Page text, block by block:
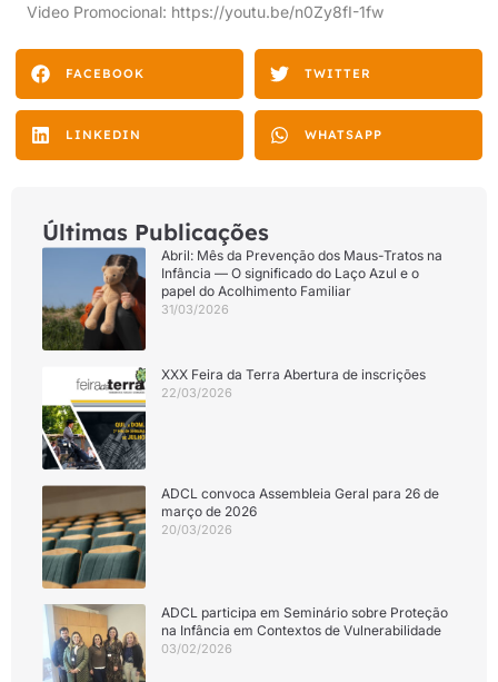
Video Promocional: https://youtu.be/n0Zy8fI-1fw
FACEBOOK TWITTER
LINKEDIN WHATSAPP
Últimas Publicações
Abril: Mês da Prevenção dos Maus-Tratos na
Infância — O significado do Laço Azul e o
papel do Acolhimento Familiar
31/03/2026
XXX Feira da Terra Abertura de inscrições
22/03/2026
ADCL convoca Assembleia Geral para 26 de
março de 2026
20/03/2026
ADCL participa em Seminário sobre Proteção
na Infância em Contextos de Vulnerabilidade
03/02/2026